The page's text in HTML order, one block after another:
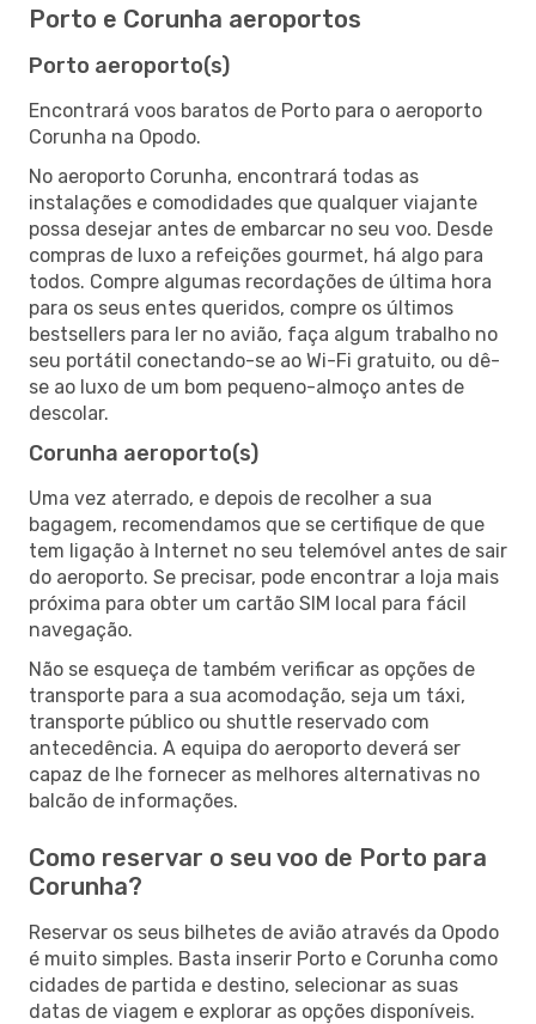
Porto e Corunha aeroportos
Porto aeroporto(s)
Encontrará voos baratos de Porto para o aeroporto
Corunha na Opodo.
No aeroporto Corunha, encontrará todas as
instalações e comodidades que qualquer viajante
possa desejar antes de embarcar no seu voo. Desde
compras de luxo a refeições gourmet, há algo para
todos. Compre algumas recordações de última hora
para os seus entes queridos, compre os últimos
bestsellers para ler no avião, faça algum trabalho no
seu portátil conectando-se ao Wi-Fi gratuito, ou dê-
se ao luxo de um bom pequeno-almoço antes de
descolar.
Corunha aeroporto(s)
Uma vez aterrado, e depois de recolher a sua
bagagem, recomendamos que se certifique de que
tem ligação à Internet no seu telemóvel antes de sair
do aeroporto. Se precisar, pode encontrar a loja mais
próxima para obter um cartão SIM local para fácil
navegação.
Não se esqueça de também verificar as opções de
transporte para a sua acomodação, seja um táxi,
transporte público ou shuttle reservado com
antecedência. A equipa do aeroporto deverá ser
capaz de lhe fornecer as melhores alternativas no
balcão de informações.
Como reservar o seu voo de Porto para
Corunha?
Reservar os seus bilhetes de avião através da Opodo
é muito simples. Basta inserir Porto e Corunha como
cidades de partida e destino, selecionar as suas
datas de viagem e explorar as opções disponíveis.